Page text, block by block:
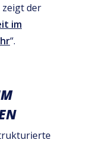
der
im
“.